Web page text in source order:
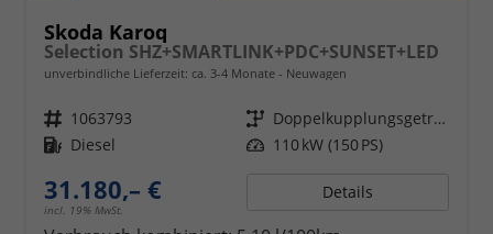
Skoda Karoq
Selection SHZ+SMARTLINK+PDC+SUNSET+LED
unverbindliche Lieferzeit: ca. 3-4 Monate Neuwagen
Fahrzeugnr. 1063793 Getriebe
Doppelkupplungsgetriebe (DSG)
Kraftstoff Diesel Leistung 110 kW (150 PS)
31.180,– €
incl. 19% MwSt.
Details